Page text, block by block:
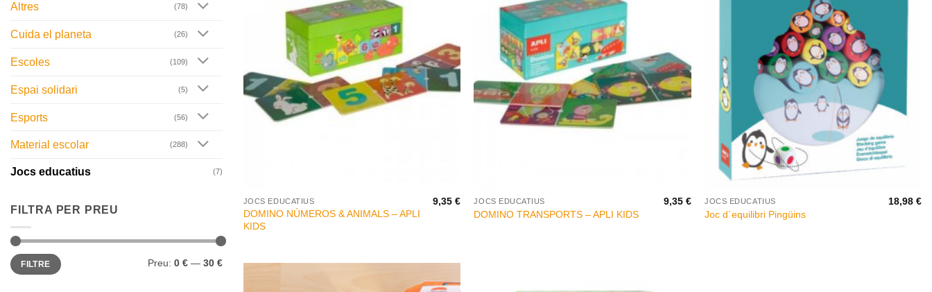
Altres (78)
Cuida el planeta (26)
Escoles (109)
Espai solidari (5)
Esports (56)
Material escolar (288)
Jocs educatius (7)
FILTRA PER PREU
Preu
mínim
Preu
màxim
FILTRE Preu: 0 € — 30 €
JOCS EDUCATIUS
DOMINO NÚMEROS & ANIMALS – APLI
KIDS
9,35 € JOCS EDUCATIUS
DOMINO TRANSPORTS – APLI KIDS
9,35 €
+
JOCS EDUCATIUS
Joc d´equilibri Pingüins
18,98€